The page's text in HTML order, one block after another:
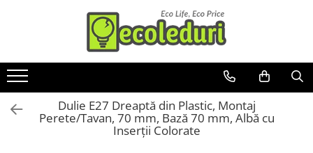
Toate Produsele
Banda LEDDulie E27 Dreaptă din Plastic, Montaj
Perete/Tavan, 70 mm, Bază 70 mm, Albă cu
Inserții Colorate